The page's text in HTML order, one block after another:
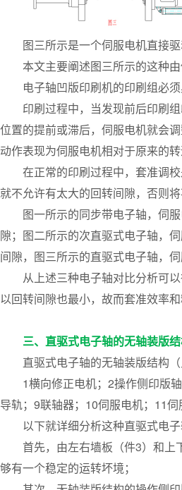
图三所示是一个伺服电机直接
本文主要阐述图三所示的这种
电子轴凹版印刷机的印刷组必
印刷过程中，当发现前后印刷
位置的提前或滞后，伺服电机就会
动作表现为伺服电机相对于原来的
在正常的印刷过程中，套准调
就不允许有太大的回转间隙，否则
图一所示的同步带电子轴，伺
隙；图二所示的次直驱式电子轴，
间隙，图三所示的直驱式电子轴，
从上述三种电子轴对比分析可
以回转间隙也最小，故而套准效率和
三、直驱式电子轴的无轴装版
直驱式电子轴的无轴装版结构（
1横向修正电机；2操作侧印版
导轨；9联轴器；10伺服电机；11
以下就详细分析这种直驱式电子
首先，由左右墙板（件3）和
够有一个稳定的运转坏境；